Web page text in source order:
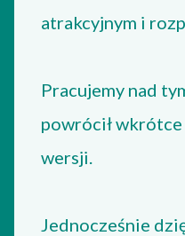
atrakcyjnym i
Pracujemy nad
powrócił
wersji.
Jednocześnie